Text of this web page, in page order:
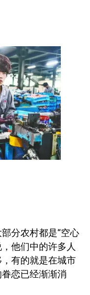
分农村都是“空心
他们中的许多人
有的就是在城市
恋已经渐渐消